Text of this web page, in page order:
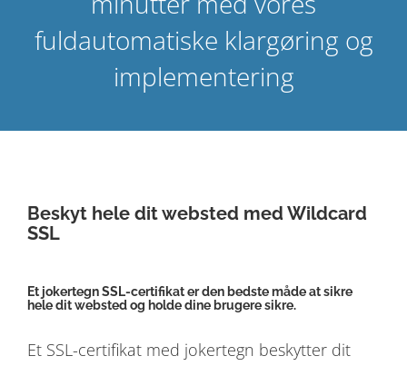
fuldautomatiske klargøring og
implementering
Beskyt hele dit websted med Wildcard
SSL
Et jokertegn SSL-certifikat er den bedste måde at sikre
hele dit websted og holde dine brugere sikre.
Et SSL-certifikat med jokertegn beskytter dit